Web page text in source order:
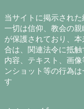
ブ
当サイトに掲示され
一切は信仰、教会の
が保護されており、
合は、関連法令に抵
内容、テキスト、画
ンショット等の行為
す